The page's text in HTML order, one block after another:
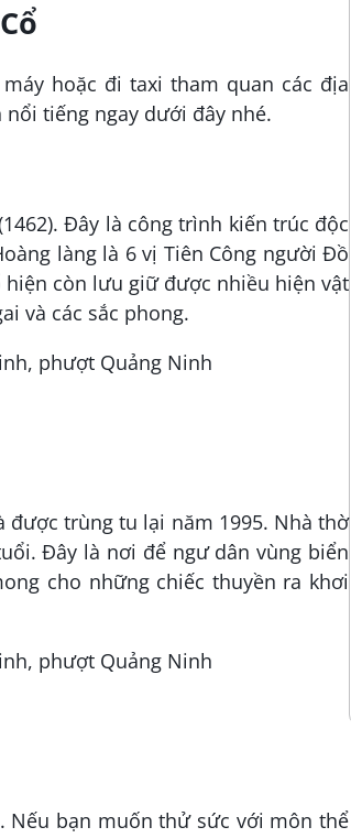
hoặc đi taxi tham quan các địa
tiếng ngay dưới đây nhé.
Đây là công trình kiến trúc độc
làng là 6 vị Tiên Công người Đồ
hiện còn lưu giữ được nhiều hiện vật
và các sắc phong.
được trùng tu lại năm 1995. Nhà thờ
Đây là nơi để ngư dân vùng biển
cho những chiếc thuyền ra khơi
Nếu bạn muốn thử sức với môn thể